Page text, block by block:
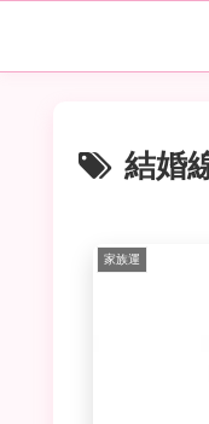
結婚
家族運